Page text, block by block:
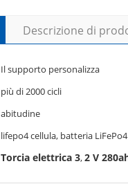
Descrizione di
Il supporto personalizza
più di 2000 cicli
abitudine
lifepo4 cellula, batteria LiFePo4
Torcia elettrica 3,2 V